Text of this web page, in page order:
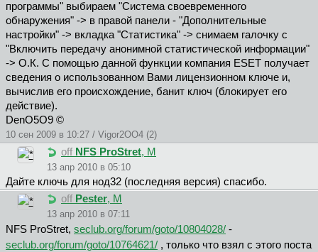
программы" выбираем "Система своевременного
обнаружения" -> в правой панели - "Дополнительные
настройки" -> вкладка "Статистика" -> снимаем галочку с
"Включить передачу анонимной статистической информации"
-> О.К. С помощью данной функции компания ESET получает
сведения о использованном Вами лицензионном ключе и,
вычислив его происхождение, банит ключ (блокирует его
действие).
DenO5O9 ©
10 сен 2009 в 10:27 / Vigor2OO4 (2)
off NFS ProStret, М
13 апр 2010 в 05:10
Дайте ключь для нод32 (последняя версия) спасибо.
off Pester, М
13 апр 2010 в 07:11
NFS ProStret, seclub.org/forum/goto/10804028/ -
seclub.org/forum/goto/10764621/ , только что взял с этого поста